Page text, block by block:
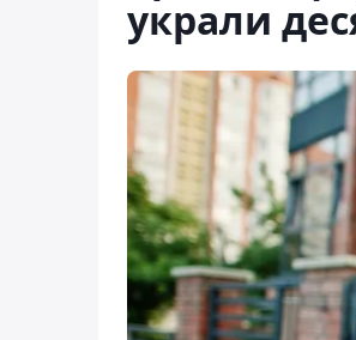
украли